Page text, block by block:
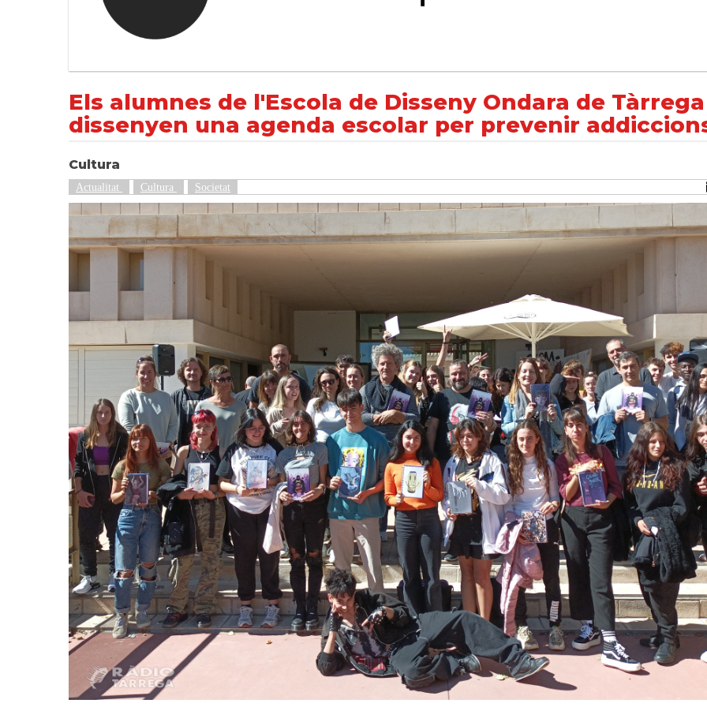
NOTÍCIES Actualitat
Els alumnes de l'Escola de Disseny Ondara de Tàrrega
dissenyen una agenda escolar per prevenir
Actualitat Cultura Societat